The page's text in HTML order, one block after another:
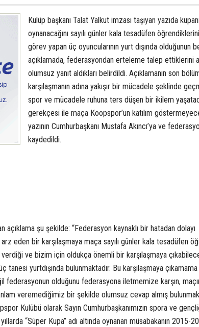
Kulüp başkanı Talat Yalkut imzası taşıyan yazıda
oynanacağını sayılı günler kala tesadüfen
görev yapan üç oyuncularının yurt dışında olduğunun
açıklamada, federasyondan erteleme talep ettiklerini
olumsuz yanıt aldıkları belirdildi. Açıklamanın son
karşılaşmanın adına yakışır bir mücadele şeklinde
spor ve mücadele ruhuna ters düşen bir ikilem
gerekçesi ile maça Koopspor’un katılım
yazının Cumhurbaşkanı Mustafa Akıncı’ya ve
kaydedildi.
açıklama şu şekilde: “Federasyon kaynaklı bir hatadan dolayı
arz eden bir karşılaşmaya maça sayılı günler kala tesadüfen
verdiği ve bizim için oldukça önemli bir karşılaşmaya
yurtdışında bulunmaktadır. Bu karşılaşmaya
federasyonun olduğunu federasyona iletmemize karşın,
veremediğimiz bir şekilde olumsuz cevap almış
Kulübü olarak Sayın Cumhurbaşkanımızın spora ve
“Süper Kupa” adı altında oynanan müsabakanın 2015-